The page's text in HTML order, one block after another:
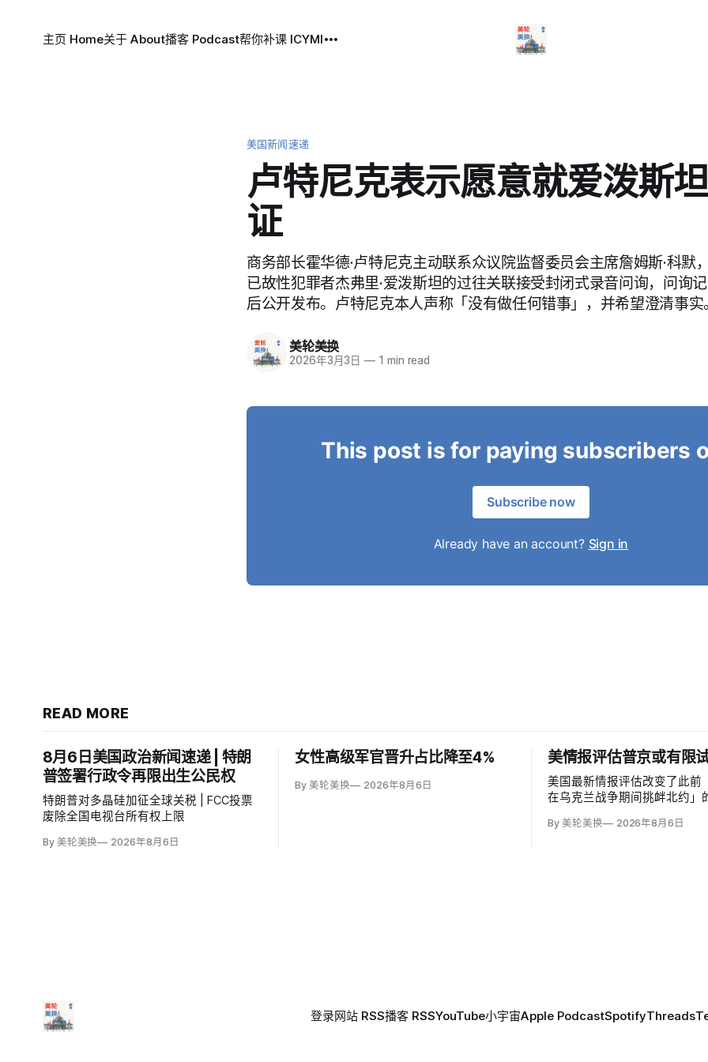
主页 Home关于 About播客 Podcast帮你补课 ICYMI
美国新闻速递
卢特尼克表示愿意就爱泼斯
证
商务部长霍华德·卢特尼克主动联系众议院监督委员会主席詹姆斯·科默
已故性犯罪者杰弗里·爱泼斯坦的过往关联接受封闭式录音问询，问询
后公开发布。卢特尼克本人声称「没有做任何错事」，并希望澄清事实
美轮美换
2026年3月3日 — 1 min read
This post is for paying subscribers
Subscribe now
Already have an account? Sign in
READ MORE
8月6日美国政治新闻速递 | 特朗
普签署行政令再限出生公民权
特朗普对多晶硅加征全球关税 | FCC投票
废除全国电视台所有权上限
By 美轮美换 2026年8月6日
女性高级军官晋升占比降至4%
By 美轮美换 2026年8月6日
美情报评估普京或有限
美国最新情报评估改变了此前
在乌克兰战争期间挑衅北约」
络攻击、无标识武装占领或东
By 美轮美换 2026年8月6日
登录网站 RSS播客 RSSYouTube小宇宙Apple PodcastSpotifyThreads